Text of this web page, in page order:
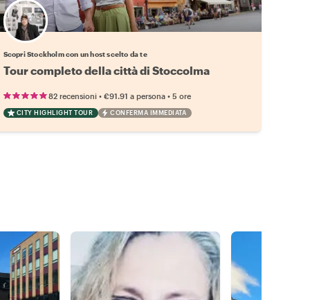
Scegli il tuo local preferito
Scopri Stockholm con un host scelto da te
Tour completo della città di Stoccolma
82 recensioni• €91.91 a persona• 5 ore
CITY HIGHLIGHT TOUR CONFERMA IMMEDIATA